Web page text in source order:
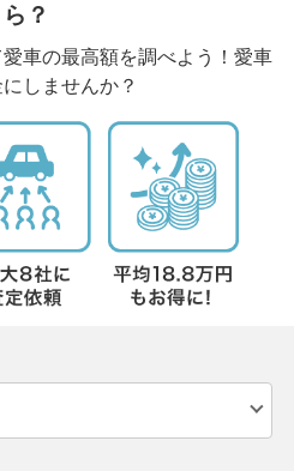
？
車の最高額を調べよう！愛車
しませんか？